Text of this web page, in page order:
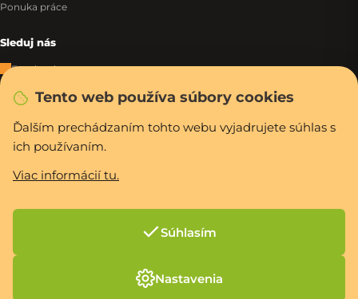
Tento web používa súbory cookies
Ďalším prechádzaním tohto webu vyjadrujete súhlas s
ich používaním.
Viac informácií tu.
Súhlasím
Nastavenia
Ponuka práce
Sleduj nás
Facebook
Instagram
Tiktok
WhatsApp
PCexpres.sk. Všetky práva vyhradené.